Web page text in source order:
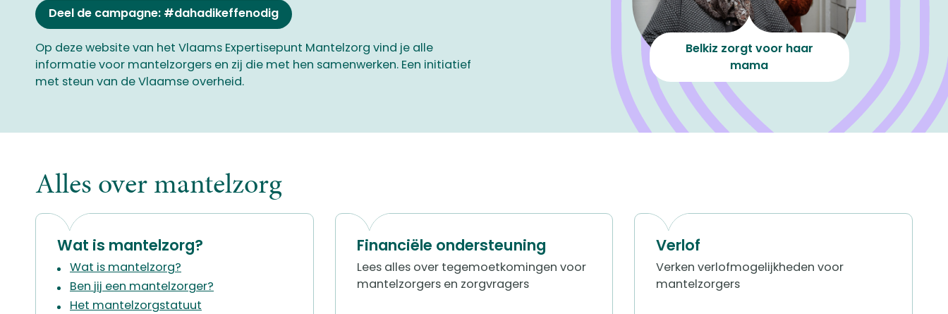
Deel de campagne: #dahadikeffenodig
Op deze website van het Vlaams Expertisepunt Mantelzorg vind je alle
informatie voor mantelzorgers en zij die met hen samenwerken. Een initiatief
met steun van de Vlaamse overheid.
Belkiz zorgt voor haar
mama
Alles over mantelzorg
Wat is mantelzorg?
Wat is mantelzorg?
Ben jij een mantelzorger?
Het mantelzorgstatuut
Financiële ondersteuning
Lees alles over tegemoetkomingen voor
mantelzorgers en zorgvragers
Verlof
Verken verlofmogelijkheden voor
mantelzorgers